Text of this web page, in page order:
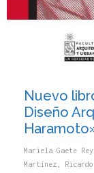
Nuevo
Diseño
Mariela Gaete
Martínez